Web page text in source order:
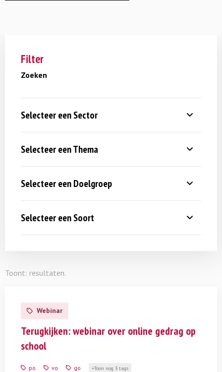
Filter
Zoeken
Selecteer een Sector
Selecteer een Thema
Selecteer een Doelgroep
Selecteer een Soort
Toont: resultaten.
meer
Terugkijken:
webinar
online
Webinar
Terugkijken: webinar over online gedrag op
school
po vo go Toon nog 3 tags